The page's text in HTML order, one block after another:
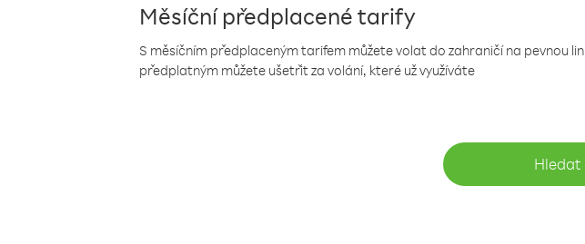
Měsíční předplacené tarify
S měsíčním předplaceným tarifem můžete volat do zahraničí na pevnou
předplatným můžete ušetřit za volání, které už využíváte
Hledat